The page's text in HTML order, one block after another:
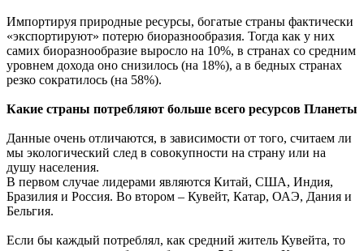
Импортируя природные ресурсы, богатые страны фактически
«экспортируют» потерю биоразнообразия. Тогда как у них
самих биоразнообразие выросло на 10%, в странах со средним
уровнем дохода оно снизилось (на 18%), а в бедных странах
резко сократилось (на 58%).
Какие страны потребляют больше всего ресурсов Планеты
Данные очень отличаются, в зависимости от того, считаем ли
мы экологический след в совокупности на страну или на
душу населения.
В первом случае лидерами являются Китай, США, Индия,
Бразилия и Россия. Во втором – Кувейт, Катар, ОАЭ, Дания и
Бельгия.
Если бы каждый потреблял, как средний житель Кувейта, то